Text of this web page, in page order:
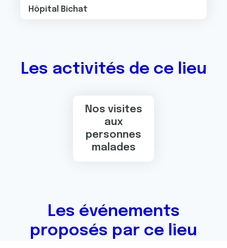
Hôpital Bichat
Les activités de ce lieu
Nos visites
aux
personnes
malades
Les événements
proposés par ce lieu